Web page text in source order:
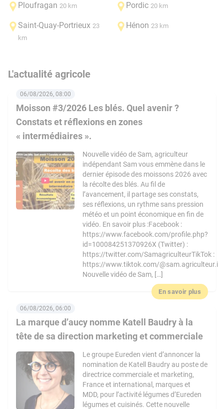
Ploufragan 20 km Pordic 20 km
Saint-Quay-Portrieux 23
km
Hénon 23 km
L'actualité agricole
Moisson #3/2026 Les blés. Quel avenir ?
Constats et réflexions en zones
« intermédiaires ».
06/08/2026, 08:00
Nouvelle vidéo de Sam, agriculteur
indépendant Sam vous emmène dans le
dernier épisode des moissons 2026 avec
la récolte des blés. Au fil de
l’avancement, il partage ses constats,
ses réflexions, un rythme sans pression
météo et un point économique en fin de
vidéo. En savoir plus :Facebook :
https://www.facebook.com/profile.php?
id=100084251370926X (Twitter) :
https://twitter.com/SamagriculteurTikTok :
https://www.tiktok.com/@sam.agriculteur.i
Nouvelle vidéo de Sam, […]
En savoir plus
La marque d’aucy nomme Katell Baudry à la
tête de sa direction marketing et commerciale
06/08/2026, 06:00
Le groupe Eureden vient d’annoncer la
nomination de Katell Baudry au poste de
directrice commerciale et marketing,
France et international, marques et
MDD, pour l’activité légumes d’Eureden
légumes et cuisinés. Cette nouvelle